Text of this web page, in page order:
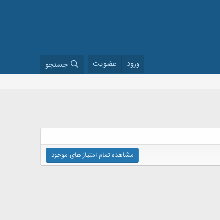
ورود عضویت جستجو
مشاهده تمام امتیاز های موجود